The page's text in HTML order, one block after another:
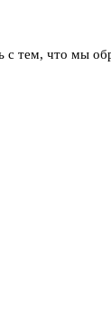
тем, что мы